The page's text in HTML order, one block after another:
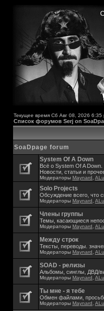
Текущее время Сб Авг 08, 2026 6:35
Список форумов Serj on
SoaDpage forum
System Of A Down
Всё о System Of A Down.
Новости, статьи и
Модераторы Maynard
Solo Projects
Обсуждение всего, что
Модераторы Maynard
Члены группы
Темы, касающиеся
Модераторы Maynard
Между строк
Тексты, переводы.
Модераторы Maynard
SOAD - релизы
Альбомы, синглы, ДВД/
Модераторы Maynard
Ты мне - я тебе
Обмен файлами,
Модераторы Maynard